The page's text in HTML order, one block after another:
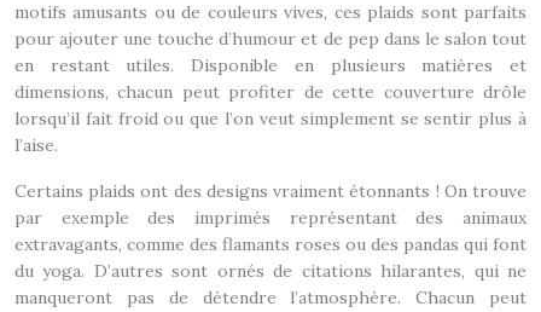
motifs amusants ou de couleurs vives, ces plaids sont parfaits
pour ajouter une touche d’humour et de pep dans le salon tout
en restant utiles. Disponible en plusieurs matières et
dimensions, chacun peut profiter de cette couverture drôle
lorsqu’il fait froid ou que l’on veut simplement se sentir plus à
l’aise.
Certains plaids ont des designs vraiment étonnants ! On trouve
par exemple des imprimés représentant des animaux
extravagants, comme des flamants roses ou des pandas qui font
du yoga. D’autres sont ornés de citations hilarantes, qui ne
manqueront pas de détendre l’atmosphère. Chacun peut